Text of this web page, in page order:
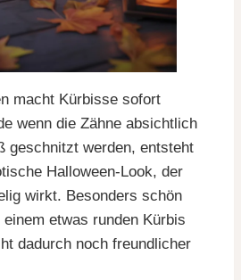
macht Kürbisse sofort
wenn die Zähne absichtlich
geschnitzt werden, entsteht
Halloween-Look, der
wirkt. Besonders schön
etwas runden Kürbis
dadurch noch freundlicher